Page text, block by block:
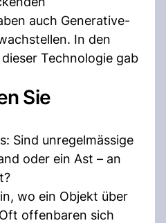
auch Generative-
In den
Technologie gab
Sie
Sind unregelmässige
oder ein Ast – an
wo ein Objekt über
offenbaren sich